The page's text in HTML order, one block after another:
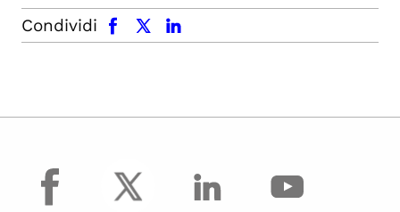
Condividi
facebook x.com linkedin
facebook